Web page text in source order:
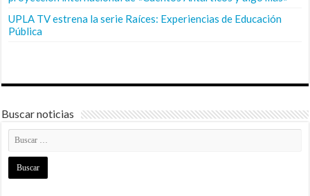
UPLA TV estrena la serie Raíces: Experiencias de Educación
Pública
Buscar noticias